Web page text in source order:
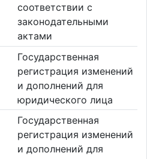
соответствии с
законодательными
актами
Государственная
регистрация изменений
и дополнений для
юридического лица
Государственная
регистрация изменений
и дополнений для